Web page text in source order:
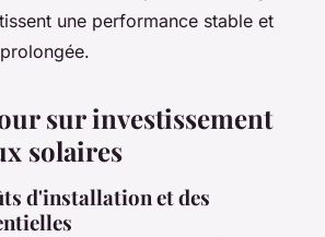
une performance stable et
sur investissement
solaires
d'installation et des